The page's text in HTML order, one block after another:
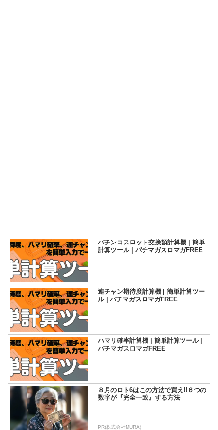
パチンコスロット交換額計算機 | 簡単
計算ツール | パチマガスロマガFREE
連チャン期待度計算機 | 簡単計算ツー
ル | パチマガスロマガFREE
ハマリ確率計算機 | 簡単計算ツール |
パチマガスロマガFREE
８月のロト6はこの方法で買え!!６つの
数字が『完全一致』する方法
PR(株式会社MURA)